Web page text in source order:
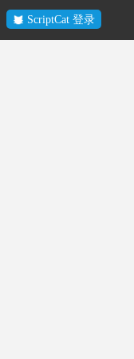
ScriptCat 登录